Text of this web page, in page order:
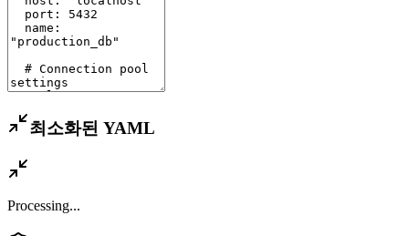
최소화된 YAML
Processing...